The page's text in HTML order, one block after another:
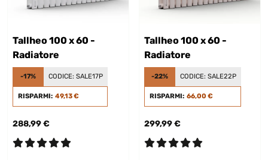
Tallheo 100 x 60 -
Radiatore
-17% CODICE: SALE17P
RISPARMI: 49,13 €
288,99 €
Tallheo 100 x 60 -
Radiatore
-22% CODICE: SALE22P
RISPARMI: 66,00 €
299,99 €